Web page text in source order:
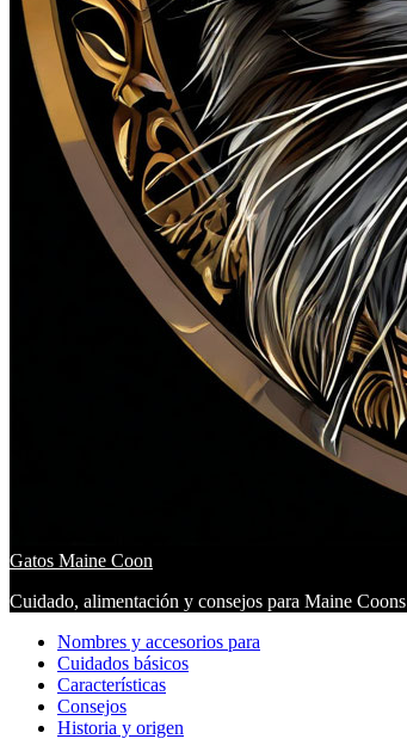
Gatos Maine Coon
Cuidado, alimentación y consejos para Maine Coons
Nombres y accesorios para
Cuidados básicos
Características
Consejos
Historia y origen